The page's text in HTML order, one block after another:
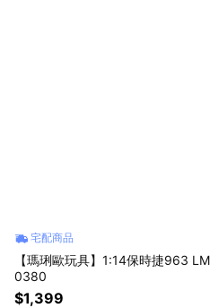
宅配商品
【瑪琍歐玩具】1:14保時捷963
0380
$1,399